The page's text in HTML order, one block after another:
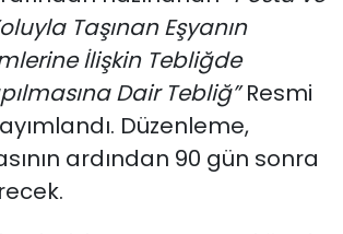
Taşınan Eşyanın
İlişkin Tebliğde
Dair Tebliğ”Resmi
Düzenleme,
ardından 90 gün sonra